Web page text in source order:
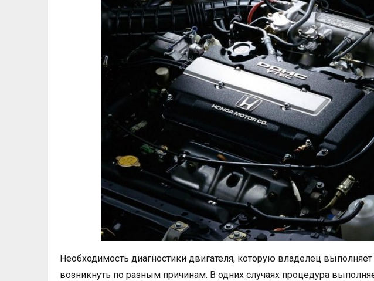
Необходимость диагностики двигателя, которую владелец
возникнуть по разным причинам. В одних случаях процедура